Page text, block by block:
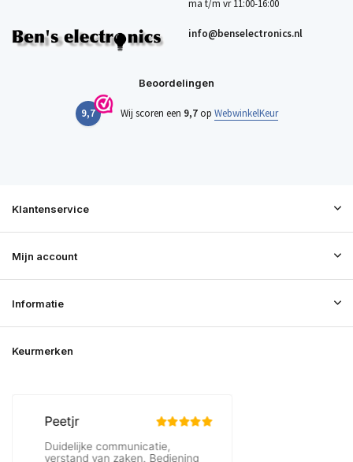
ma t/m vr 11:00-16:00
info@benselectronics.nl
Beoordelingen
9,7 Wij scoren een 9,7op WebwinkelKeur
Klantenservice
Mijn account
Informatie
Keurmerken